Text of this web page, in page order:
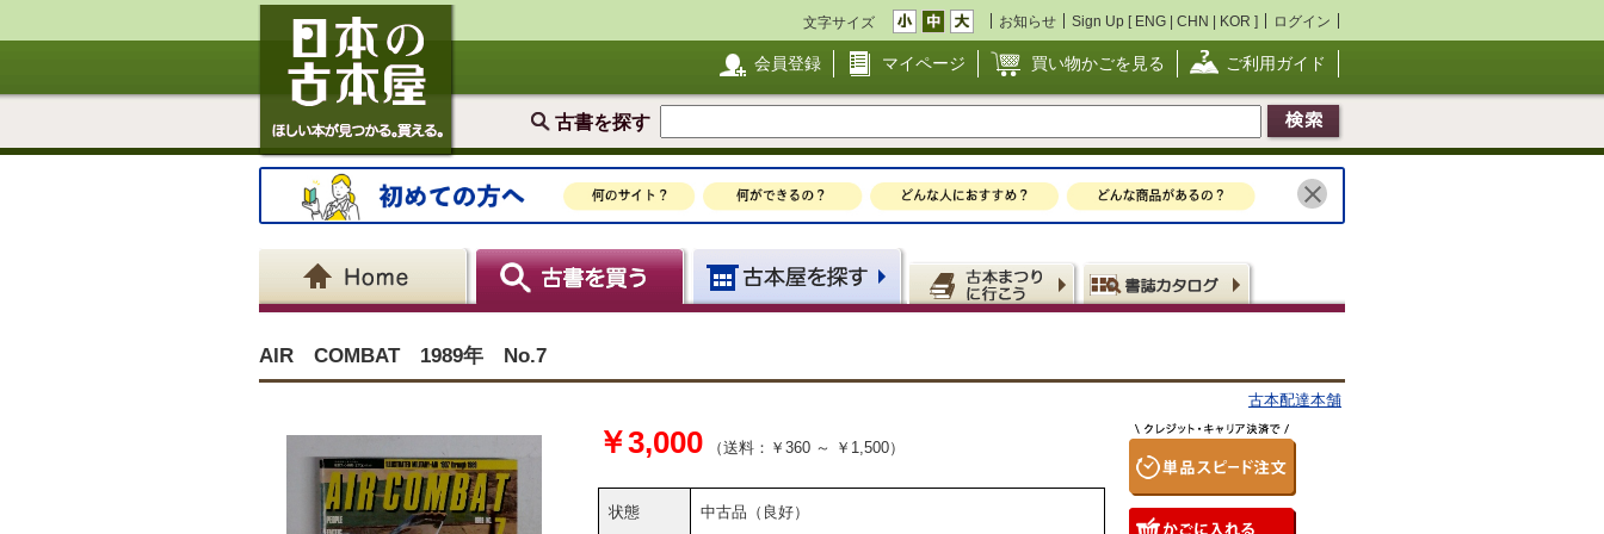
文字サイズ お知らせ Sign Up [ ENG | CHN | KOR ] ログイン
会員登録 マイページ 買い物かごを見る ご利用ガイド
古書を探す
AIR COMBAT 1989年 No.7
古本配達本舗
￥3,000 （送料：￥360 ～ ￥1,500）
状態 中古品（良好）